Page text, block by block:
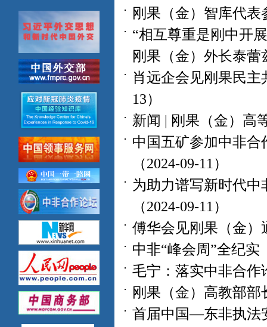
刚果（金）智库代表
“相互尊重是刚中开
刚果（金）外长泰蕾
肖远企会见刚果民主
13）
新闻 | 刚果（金）高
中国五矿参加中非
（2024-09-11）
为助力谱写新时代
（2024-09-11）
傅华会见刚果（金）
中非“峰会周”全纪实
毛宁：落实中非合作
刚果（金）高教部部
首届中国—东非执法